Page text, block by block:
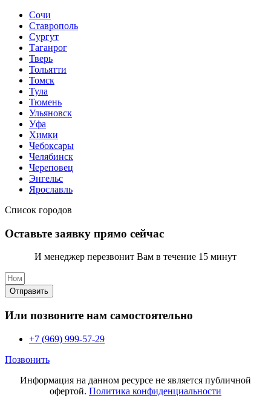
Сочи
Ставрополь
Сургут
Таганрог
Тверь
Тольятти
Томск
Тула
Тюмень
Ульяновск
Уфа
Химки
Чебоксары
Челябинск
Череповец
Энгельс
Ярославль
Список городов
Оставьте заявку прямо сейчас
И менеджер перезвонит Вам в течение 15 минут
Отправить
Или позвоните нам самостоятельно
+7 (969) 999-57-29
Позвонить
Информация на данном ресурсе не является публичной
офертой. Политика конфиденциальности